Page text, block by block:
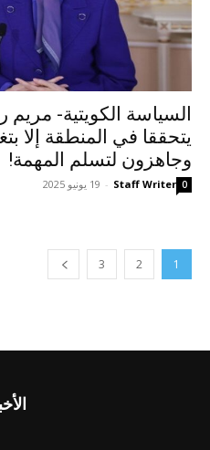
السیاسة الکویتیة-
يتحققا في المنطقة إلا
وجاهزون لتسلم المهمة!
Staff Writer
- 19 يونيو 2025 0
1
2
3